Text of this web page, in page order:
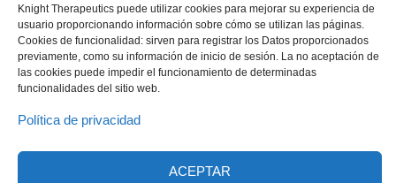
Knight Therapeutics puede utilizar cookies para mejorar su experiencia de
usuario proporcionando información sobre cómo se utilizan las páginas.
Cookies de funcionalidad: sirven para registrar los Datos proporcionados
previamente, como su información de inicio de sesión. La no aceptación de
las cookies puede impedir el funcionamiento de determinadas
funcionalidades del sitio web.
Política de privacidad
ACEPTAR
© 2023 Todos los derechos reservados